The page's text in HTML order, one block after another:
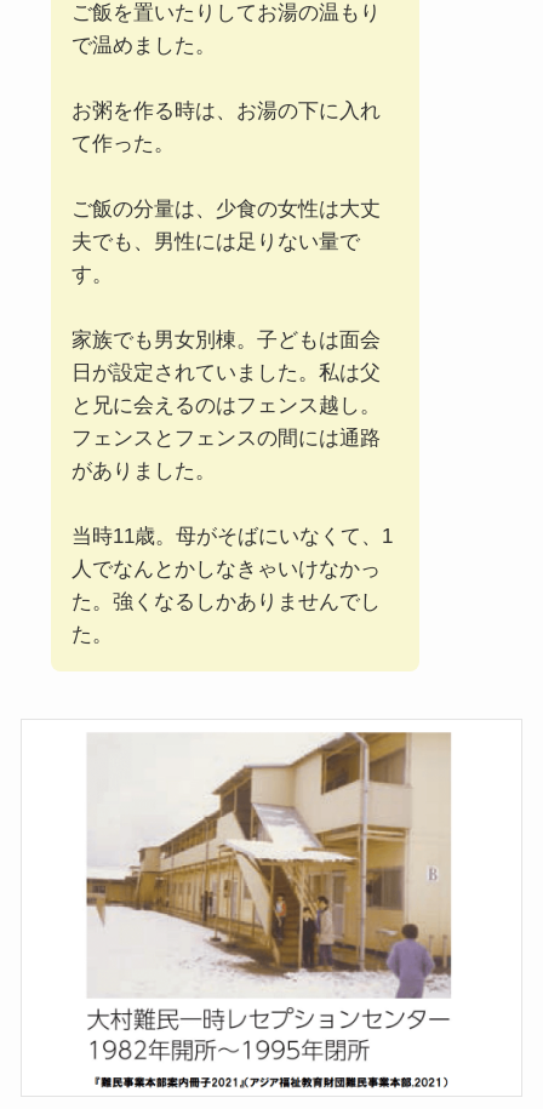
ご飯を置いたりしてお湯の温もり
で温めました。
お粥を作る時は、お湯の下に入れ
て作った。
ご飯の分量は、少食の女性は大丈
夫でも、男性には足りない量で
す。
家族でも男女別棟。子どもは面会
日が設定されていました。私は父
と兄に会えるのはフェンス越し。
フェンスとフェンスの間には通路
がありました。
当時11歳。母がそばにいなくて、1
人でなんとかしなきゃいけなかっ
た。強くなるしかありませんでし
た。